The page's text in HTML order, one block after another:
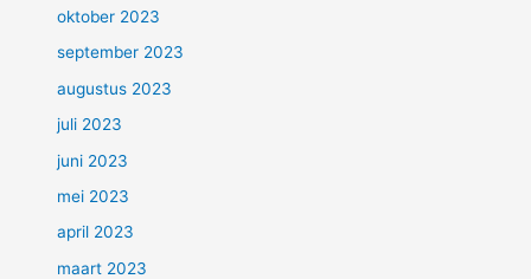
oktober 2023
september 2023
augustus 2023
juli 2023
juni 2023
mei 2023
april 2023
maart 2023